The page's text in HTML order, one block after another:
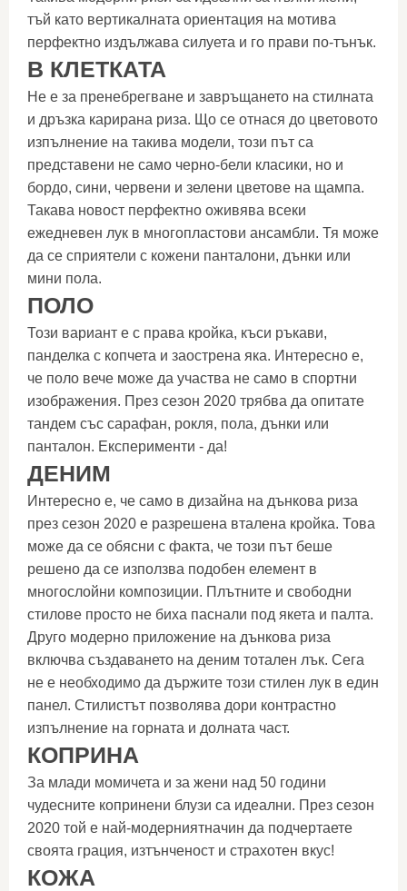
тъй като вертикалната ориентация на мотива
перфектно издължава силуета и го прави по-тънък.
В КЛЕТКАТА
Не е за пренебрегване и завръщането на стилната
и дръзка карирана риза. Що се отнася до цветовото
изпълнение на такива модели, този път са
представени не само черно-бели класики, но и
бордо, сини, червени и зелени цветове на щампа.
Такава новост перфектно оживява всеки
ежедневен лук в многопластови ансамбли. Тя може
да се сприятели с кожени панталони, дънки или
мини пола.
ПОЛО
Този вариант е с права кройка, къси ръкави,
панделка с копчета и заострена яка. Интересно е,
че поло вече може да участва не само в спортни
изображения. През сезон 2020 трябва да опитате
тандем със сарафан, рокля, пола, дънки или
панталон. Експерименти - да!
ДЕНИМ
Интересно е, че само в дизайна на дънкова риза
през сезон 2020 е разрешена вталена кройка. Това
може да се обясни с факта, че този път беше
решено да се използва подобен елемент в
многослойни композиции. Плътните и свободни
стилове просто не биха паснали под якета и палта.
Друго модерно приложение на дънкова риза
включва създаването на деним тотален лък. Сега
не е необходимо да държите този стилен лук в един
панел. Стилистът позволява дори контрастно
изпълнение на горната и долната част.
КОПРИНА
За млади момичета и за жени над 50 години
чудесните копринени блузи са идеални. През сезон
2020 той е най-модерниятначин да подчертаете
своята грация, изтънченост и страхотен вкус!
КОЖА